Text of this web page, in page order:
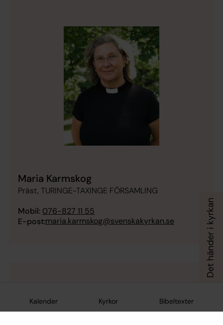
Kalender Kyrkor Bibeltexter
Maria Karmskog
Präst, TURINGE-TAXINGE FÖRSAMLING
Mobil: 076-827 11 55
E-post:maria.karmskog@svenskakyrkan.se